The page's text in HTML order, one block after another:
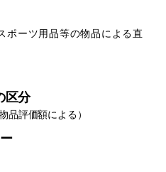
ポーツ用品等の物品による直
区分
品評価額による）